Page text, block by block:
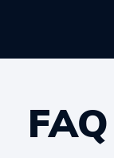
FAQ